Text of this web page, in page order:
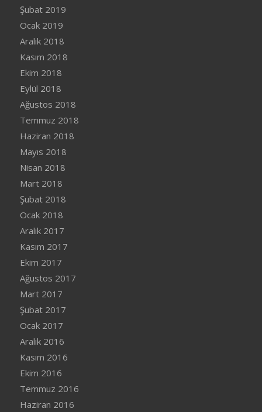
Şubat 2019
Ocak 2019
Aralık 2018
Kasım 2018
Ekim 2018
Eylül 2018
Ağustos 2018
Temmuz 2018
Haziran 2018
Mayıs 2018
Nisan 2018
Mart 2018
Şubat 2018
Ocak 2018
Aralık 2017
Kasım 2017
Ekim 2017
Ağustos 2017
Mart 2017
Şubat 2017
Ocak 2017
Aralık 2016
Kasım 2016
Ekim 2016
Temmuz 2016
Haziran 2016